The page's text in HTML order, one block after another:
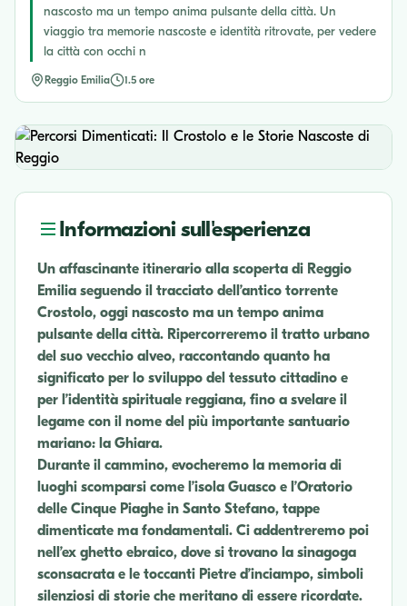
nascosto ma un tempo anima pulsante della città. Un
viaggio tra memorie nascoste e identità ritrovate, per vedere
la città con occhi n
Reggio Emilia 1.5 ore
Informazioni sull'esperienza
Un affascinante itinerario alla scoperta di Reggio
Emilia seguendo il tracciato dell’antico torrente
Crostolo, oggi nascosto ma un tempo anima
pulsante della città. Ripercorreremo il tratto urbano
del suo vecchio alveo, raccontando quanto ha
significato per lo sviluppo del tessuto cittadino e
per l’identità spirituale reggiana, fino a svelare il
legame con il nome del più importante santuario
mariano: la Ghiara.
Durante il cammino, evocheremo la memoria di
luoghi scomparsi come l’isola Guasco e l’Oratorio
delle Cinque Piaghe in Santo Stefano, tappe
dimenticate ma fondamentali. Ci addentreremo poi
nell’ex ghetto ebraico, dove si trovano la sinagoga
sconsacrata e le toccanti Pietre d’inciampo, simboli
silenziosi di storie che meritano di essere ricordate.